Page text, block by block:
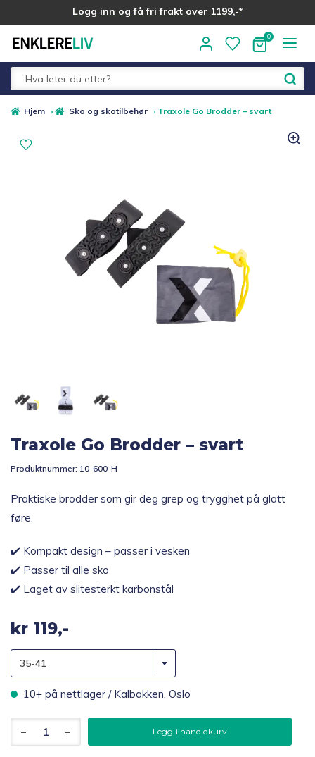
Logg inn og få fri frakt over 1199,-*
Alle kategorier
Medlemstilbud
Best i test
Inspirasjon
Gavetips
Hjem › Sko og skotilbehør › Traxole Go Brodder – svart
Traxole Go Brodder – svart
Produktnummer: 10-600-H
Praktiske brodder som gir deg grep og trygghet på glatt
føre.
✔️ Kompakt design – passer i vesken
✔️ Passer til alle sko
✔️ Laget av slitesterkt karbonstål
kr 119,-
35-41
10+ på nettlager / Kalbakken, Oslo
Go
Brodder
Legg i handlekurv